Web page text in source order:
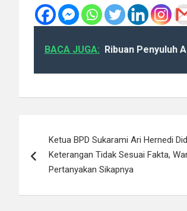
BACA JUGA: Ribuan Penyuluh
posKetua BPD Sukarami Ari Hernedi
Keterangan Tidak Sesuai Fakta,
Pertanyakan Sikapnya